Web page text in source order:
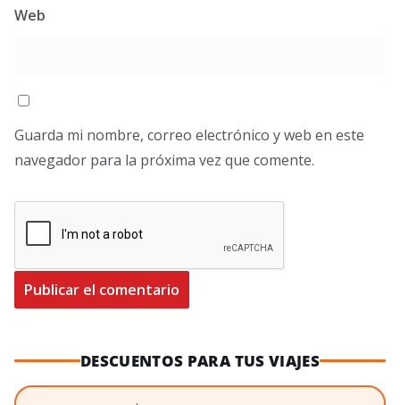
Web
Guarda mi nombre, correo electrónico y web en este
navegador para la próxima vez que comente.
DESCUENTOS PARA TUS VIAJES